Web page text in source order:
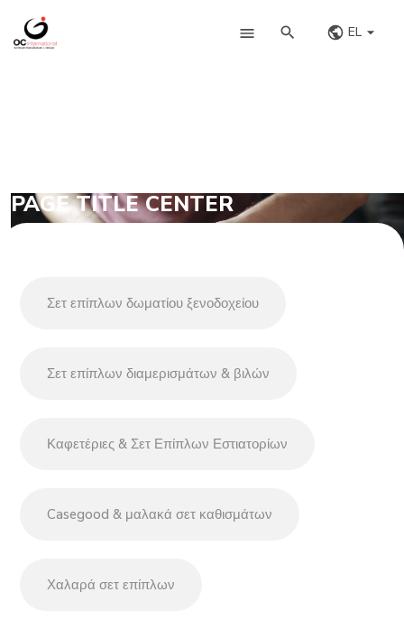
EL
PAGE TITLE CENTER
Σετ επίπλων δωματίου ξενοδοχείου
Σετ επίπλων διαμερισμάτων & βιλών
Καφετέριες & Σετ Επίπλων Εστιατορίων
Casegood & μαλακά σετ καθισμάτων
Χαλαρά σετ επίπλων